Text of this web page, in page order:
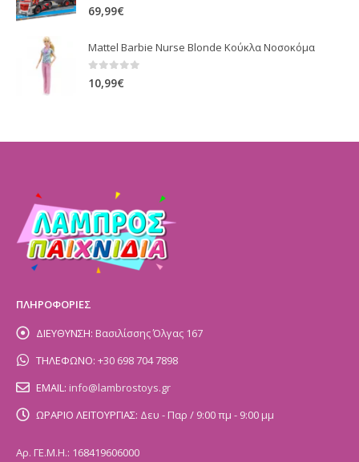
0 out of 5
69,99€
Mattel Barbie Nurse Blonde Κούκλα Νοσοκόμα
0 out of 5
10,99€
ΠΛΗΡΟΦΟΡΙΕΣ
ΔΙΕΥΘΥΝΣΗ: Βασιλίσσης Όλγας 167
ΤΗΛΕΦΩΝΟ: +30 698 704 7898
EMAIL: info@lambrostoys.gr
ΩΡΑΡΙΟ ΛΕΙΤΟΥΡΓΙΑΣ: Δευ - Παρ / 9:00 πμ - 9:00 μμ
Αρ. ΓΕ.Μ.Η.: 168419606000